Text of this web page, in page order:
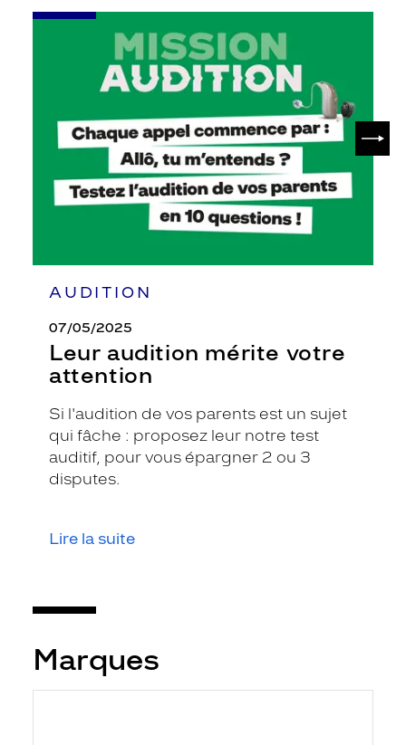
AUDITION
07/05/2025
Leur audition mérite votre
attention
Si l'audition de vos parents est un sujet
qui fâche : proposez leur notre test
auditif, pour vous épargner 2 ou 3
disputes.
Lire la suite
-
Marques